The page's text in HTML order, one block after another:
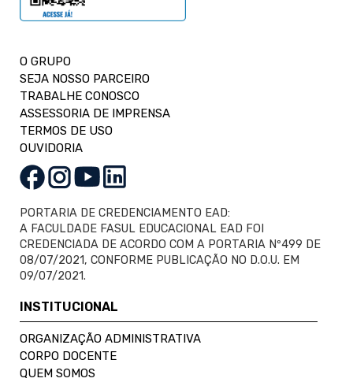
O GRUPO
SEJA NOSSO PARCEIRO
TRABALHE CONOSCO
ASSESSORIA DE IMPRENSA
TERMOS DE USO
OUVIDORIA
PORTARIA DE CREDENCIAMENTO EAD:
A FACULDADE FASUL EDUCACIONAL EAD FOI
CREDENCIADA DE ACORDO COM A PORTARIA Nº499 DE
08/07/2021, CONFORME PUBLICAÇÃO NO D.O.U. EM
09/07/2021.
INSTITUCIONAL
ORGANIZAÇÃO ADMINISTRATIVA
CORPO DOCENTE
QUEM SOMOS